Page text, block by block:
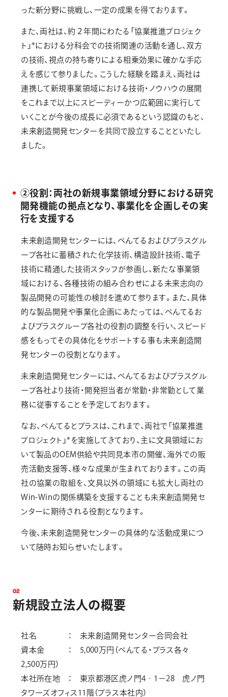
った新分野に挑戦し、一定の成果を得ております。
また、両社は、約２年間にわたる「協業推進プロジェク
ト」*における分科会での技術関連の活動を通し、双方
の技術、視点の持ち寄りによる相乗効果に確かな手応
えを感じて参りました。こうした経験を踏まえ、両社は
連携して新規事業領域における技術・ノウハウの展開
をこれまで以上にスピーディーかつ広範囲に実行して
いくことが今後の成長に必須であるという認識のもと、
未来創造開発センターを共同で設立することといたし
ました。
②役割：両社の新規事業領域分野における研究
開発機能の拠点となり、事業化を企画しその実
行を支援する
未来創造開発センターには、ぺんてるおよびプラスグル
ープ各社に蓄積された化学技術、構造設計技術、電子
技術に精通した技術スタッフが参画し、新たな事業領
域における、各種技術の組み合わせによる未来志向の
製品開発の可能性の検討を進めて参ります。また、具体
的な製品開発や事業化企画にあたっては、ぺんてるお
よびプラスグループ各社の役割の調整を行い、スピード
感をもってその具体化をサポートする事も未来創造開
発センターの役割となります。
未来創造開発センターには、ぺんてるおよびプラスグル
ープ各社より技術・開発担当者が常勤・非常勤として業
務に従事することを予定しております。
なお、ぺんてるとプラスは、これまで、両社で「協業推進
プロジェクト」*を実施してきており、主に文具領域にお
いて製品のOEM供給や共同見本市の開催、海外での販
売活動支援等、様々な成果が生まれております。この両
社の協業の取組を、文具以外の領域にも拡大し両社の
Win-Winの関係構築を支援することも未来創造開発セ
ンターに期待される役割となります。
今後、未来創造開発センターの具体的な活動成果につ
いて随時お知らせいたします。
02
新規設立法人の概要
社名 ： 未来創造開発センター合同会社
資本金 ： 5,000万円（ぺんてる・プラス各々
2,500万円）
本社所在地 ： 東京都港区虎ノ門4‐1－28 虎ノ門
タワーズオフィス11階（プラス本社内）